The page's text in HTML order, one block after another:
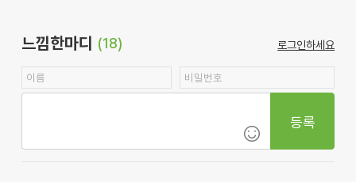
느낌한마디 (18) 로그인하세요
등록